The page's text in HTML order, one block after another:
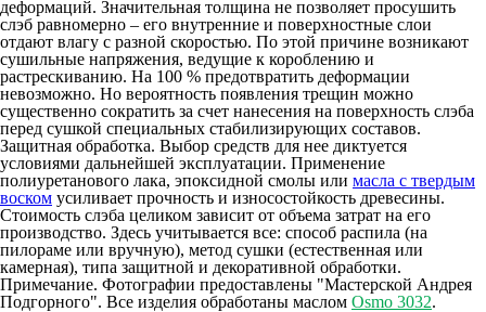
деформаций. Значительная толщина не позволяет просушить
слэб равномерно – его внутренние и поверхностные слои
отдают влагу с разной скоростью. По этой причине возникают
сушильные напряжения, ведущие к короблению и
растрескиванию. На 100 % предотвратить деформации
невозможно. Но вероятность появления трещин можно
существенно сократить за счет нанесения на поверхность слэба
перед сушкой специальных стабилизирующих составов.
Защитная обработка. Выбор средств для нее диктуется
условиями дальнейшей эксплуатации. Применение
полиуретанового лака, эпоксидной смолы или масла с твердым
воском усиливает прочность и износостойкость древесины.
Стоимость слэба целиком зависит от объема затрат на его
производство. Здесь учитывается все: способ распила (на
пилораме или вручную), метод сушки (естественная или
камерная), типа защитной и декоративной обработки.
Примечание. Фотографии предоставлены "Мастерской Андрея
Подгорного". Все изделия обработаны маслом Osmo 3032.